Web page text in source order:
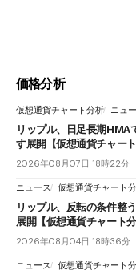
価格分析
仮想通貨チャート分析 ニュ
リップル、日足長期
す展開【仮想通貨チャー
2026年08月07日 18時22分
ニュース 仮想通貨チャート
リップル、反転の条件整
展開【仮想通貨チャート
2026年08月04日 18時36分
ニュース 仮想通貨チャート